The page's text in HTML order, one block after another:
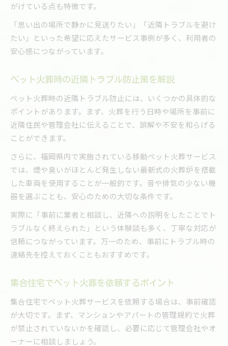
がけている点も特徴です。
「思い出の場所で静かに見送りたい」「近隣トラブルを避け
たい」といった希望に応えたサービス事例が多く、利用者の
安心感につながっています。
ペット火葬時の近隣トラブル防止策を解説
ペット火葬時の近隣トラブル防止には、いくつかの具体的な
ポイントがあります。まず、火葬を行う日時や場所を事前に
近隣住民や管理会社に伝えることで、誤解や不安を和らげる
ことができます。
さらに、福岡県内で実施されている移動ペット火葬サービス
では、煙や臭いがほとんど発生しない最新式の火葬炉を搭載
した車両を使用することが一般的です。音や排気の少ない機
器を選ぶことも、安心のための大切な条件です。
実際に「事前に業者と相談し、近隣への説明をしたことでト
ラブルなく終えられた」という体験談も多く、丁寧な対応が
信頼につながっています。万一のため、事前にトラブル時の
連絡先を控えておくこともおすすめです。
集合住宅でペット火葬を依頼するポイント
集合住宅でペット火葬サービスを依頼する場合は、事前確認
が大切です。まず、マンションやアパートの管理規約で火葬
が禁止されていないかを確認し、必要に応じて管理会社やオ
ーナーに相談しましょう。